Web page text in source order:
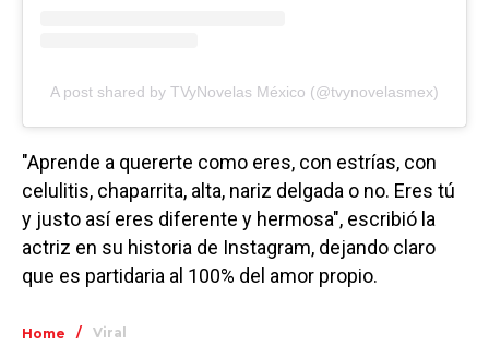
A post shared by TVyNovelas México (@tvynovelasmex)
"Aprende a quererte como eres, con estrías, con
celulitis, chaparrita, alta, nariz delgada o no. Eres tú
y justo así eres diferente y hermosa", escribió la
actriz en su historia de Instagram, dejando claro
que es partidaria al 100% del amor propio.
Home / Viral